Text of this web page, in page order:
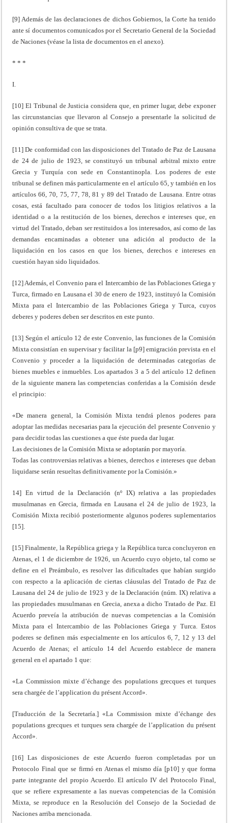
[9] Además de las declaraciones de dichos Gobiernos, la Corte ha tenido
ante sí documentos comunicados por el Secretario General de la Sociedad
de Naciones (véase la lista de documentos en el anexo).
* * *
I.
[10] El Tribunal de Justicia considera que, en primer lugar, debe exponer
las circunstancias que llevaron al Consejo a presentarle la solicitud de
opinión consultiva de que se trata.
[11] De conformidad con las disposiciones del Tratado de Paz de Lausana
de 24 de julio de 1923, se constituyó un tribunal arbitral mixto entre
Grecia y Turquía con sede en Constantinopla. Los poderes de este
tribunal se definen más particularmente en el artículo 65, y también en los
artículos 66, 70, 75, 77, 78, 81 y 89 del Tratado de Lausana. Entre otras
cosas, está facultado para conocer de todos los litigios relativos a la
identidad o a la restitución de los bienes, derechos e intereses que, en
virtud del Tratado, deban ser restituidos a los interesados, así como de las
demandas encaminadas a obtener una adición al producto de la
liquidación en los casos en que los bienes, derechos e intereses en
cuestión hayan sido liquidados.
[12] Además, el Convenio para el Intercambio de las Poblaciones Griega y
Turca, firmado en Lausana el 30 de enero de 1923, instituyó la Comisión
Mixta para el Intercambio de las Poblaciones Griega y Turca, cuyos
deberes y poderes deben ser descritos en este punto.
[13] Según el artículo 12 de este Convenio, las funciones de la Comisión
Mixta consistían en supervisar y facilitar la [p9] emigración prevista en el
Convenio y proceder a la liquidación de determinadas categorías de
bienes muebles e inmuebles. Los apartados 3 a 5 del artículo 12 definen
de la siguiente manera las competencias conferidas a la Comisión desde
el principio:
«De manera general, la Comisión Mixta tendrá plenos poderes para
adoptar las medidas necesarias para la ejecución del presente Convenio y
para decidir todas las cuestiones a que éste pueda dar lugar.
Las decisiones de la Comisión Mixta se adoptarán por mayoría.
Todas las controversias relativas a bienes, derechos e intereses que deban
liquidarse serán resueltas definitivamente por la Comisión.»
14] En virtud de la Declaración (nº IX) relativa a las propiedades
musulmanas en Grecia, firmada en Lausana el 24 de julio de 1923, la
Comisión Mixta recibió posteriormente algunos poderes suplementarios
[15].
[15] Finalmente, la República griega y la República turca concluyeron en
Atenas, el 1 de diciembre de 1926, un Acuerdo cuyo objeto, tal como se
define en el Preámbulo, es resolver las dificultades que habían surgido
con respecto a la aplicación de ciertas cláusulas del Tratado de Paz de
Lausana del 24 de julio de 1923 y de la Declaración (núm. IX) relativa a
las propiedades musulmanas en Grecia, anexa a dicho Tratado de Paz. El
Acuerdo preveía la atribución de nuevas competencias a la Comisión
Mixta para el Intercambio de las Poblaciones Griega y Turca. Estos
poderes se definen más especialmente en los artículos 6, 7, 12 y 13 del
Acuerdo de Atenas; el artículo 14 del Acuerdo establece de manera
general en el apartado 1 que:
«La Commission mixte d’échange des populations grecques et turques
sera chargée de l’application du présent Accord».
[Traducción de la Secretaría.] «La Commission mixte d’échange des
populations grecques et turques sera chargée de l’application du présent
Accord».
[16] Las disposiciones de este Acuerdo fueron completadas por un
Protocolo Final que se firmó en Atenas el mismo día [p10] y que forma
parte integrante del propio Acuerdo. El artículo IV del Protocolo Final,
que se refiere expresamente a las nuevas competencias de la Comisión
Mixta, se reproduce en la Resolución del Consejo de la Sociedad de
Naciones arriba mencionada.